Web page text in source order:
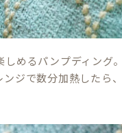
めるパンプディング
ジで数分加熱したら